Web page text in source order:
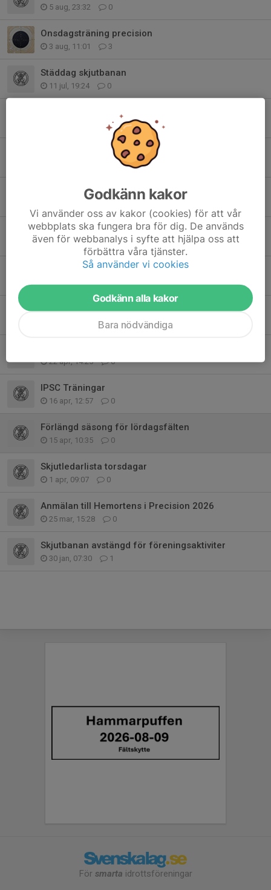
5 aug, 23:32 0
Onsdagsträning precision
3 aug, 11:01 3
Städdag skjutbanan
11 jul, 19:24 0
13
LANDSLAGSUTTAGNING 2026
Emil bästa A-skytt
Två extra datum för Hemortens precision
13 maj, 21:32 1
Skjutkort Hemorten
13 maj, 19:44 0
Tryckfelsnisse gällande 15/5!
5
22 apr, 14:25 0
IPSC Träningar
16 apr, 12:57 0
Förlängd säsong för lördagsfälten
15 apr, 10:35 0
Skjutledarlista torsdagar
1 apr, 09:07 0
Anmälan till Hemortens i Precision 2026
25 mar, 15:28 0
Skjutbanan avstängd för föreningsaktiviter
30 jan, 07:30 1
För smarta idrottsföreningar
Godkänn kakor
Vi använder oss av kakor (cookies) för att vår
webbplats ska fungera bra för dig. De används
även för webbanalys i syfte att hjälpa oss att
förbättra våra tjänster.
Så använder vi cookies
Godkänn alla kakor
Bara nödvändiga